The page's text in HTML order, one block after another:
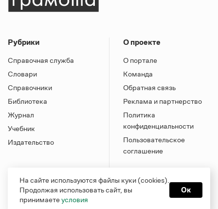
Рубрики
Справочная служба
Словари
Справочники
Библиотека
Журнал
Учебник
Издательство
О проекте
О портале
Команда
Обратная связь
Реклама и партнерство
Политика
конфиденциальности
Пользовательское
соглашение
На сайте используются файлы куки (cookies).
Продолжая использовать сайт, вы
принимаетеусловия
Ок